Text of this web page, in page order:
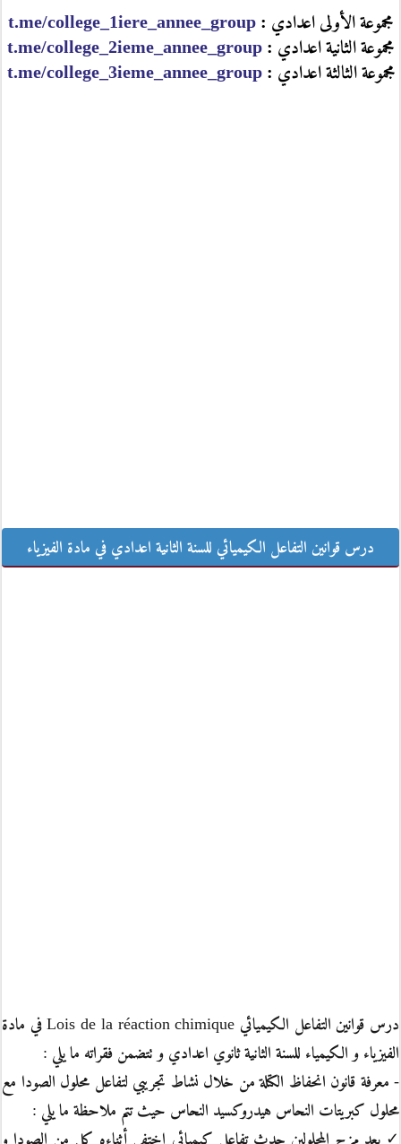
مجموعة الأولى اعدادي : t.me/college_1iere_annee_group
مجموعة الثانية اعدادي : t.me/college_2ieme_annee_group
مجموعة الثالثة اعدادي :t.me/college_3ieme_annee_group
درس قوانين التفاعل الكيميائي للسنة الثانية اعدادي في مادة الفيزياء
درس قوانين التفاعل الكيميائي للسنة الثانية اعدادي في مادة الفيزياء
درس قوانين التفاعل الكيميائي Lois de la réaction chimique في مادة
الفيزياء و الكيمياء للسنة الثانية ثانوي اعدادي و تتضمن فقراته ما يلي :
- معرفة قانون انحفاظ الكتلة من خلال نشاط تجريبي لتفاعل محلول الصودا مع
محلول كبريتات النحاس هيدروكسيد النحاس حيث تتم ملاحظة ما يلي :
✓ بعد مزج المحلولين حدث تفاعل كيميائي اختفى أثناءه كل من الصودا و